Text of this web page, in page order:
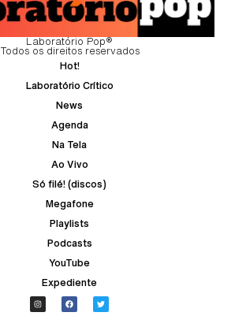
Laboratório Pop®
Todos os direitos reservados
Hot!
Laboratório Crítico
News
Agenda
Na Tela
Ao Vivo
Só filé! (discos)
Megafone
Playlists
Podcasts
YouTube
Expediente